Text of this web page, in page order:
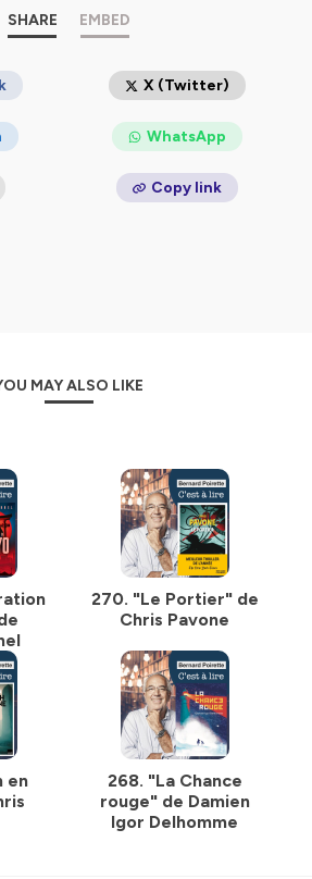
plus d'informations.
SHARE EMBED
X (Twitter)
WhatsApp
Copy link
MAY ALSO LIKE
270. "Le Portier" de
Chris Pavone
en
268. "La Chance
rouge" de Damien
Igor Delhomme